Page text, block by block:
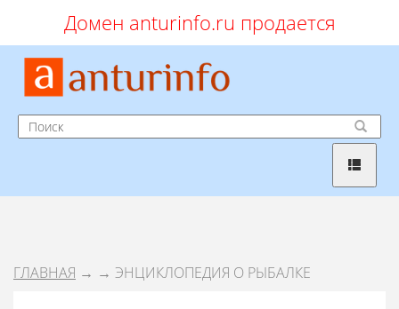
Домен anturinfo.ru продается
ГЛАВНАЯ → → ЭНЦИКЛОПЕДИЯ О РЫБАЛКЕ